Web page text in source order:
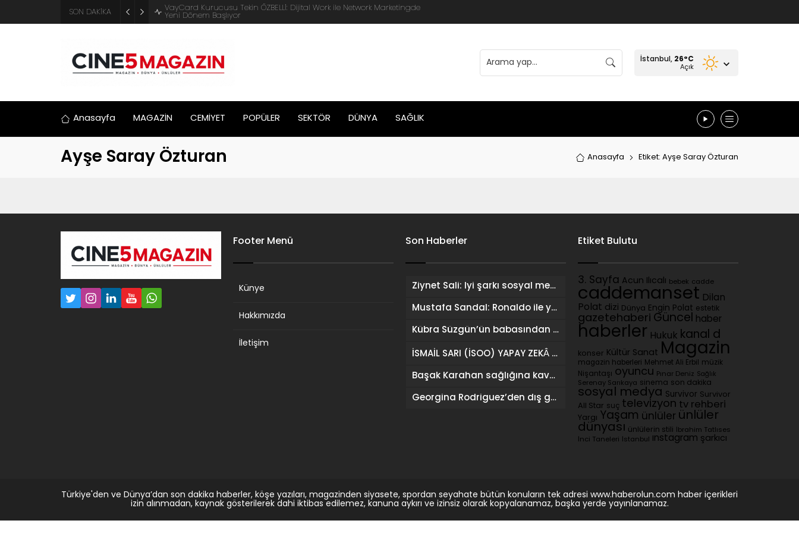
SON DAKİKA
VayCard Kurucusu Tekin ÖZBELLİ: Dijital Work ile Network Marketingde
Yeni Dönem Başlıyor
İstanbul, 26°C
Açık
Anasayfa MAGAZİN CEMİYET POPÜLER SEKTÖR DÜNYA SAĞLIK
Ayşe Saray Özturan Anasayfa Etiket: Ayşe Saray Özturan
Footer Menü
Künye
Hakkımızda
İletişim
Son Haberler
Ziynet Sali: İyi şarkı sosyal medyayla da yolunu buluyor
Mustafa Sandal: Ronaldo ile yarışırım
Kübra Süzgün’ün babasından dikkat çeken iddialar: “3 milyon dolar kazanıldı”
İSMAİL SARI (İSOO) YAPAY ZEKÂ DESTEKLİ MÜZİK ÇALIŞMALARIYLA DİJİTAL SAHNEDE
Başak Karahan sağlığına kavuştu, doğum gününü ailesiyle kutladı
Georgina Rodriguez’den dış görünüş eleştirilerine yanıt
Etiket Bulutu
3. Sayfa Acun Ilıcalı bebek cadde
caddemanset Dilan
Polat dizi Dünya Engin Polat estetik
gazetehaberi Güncel haber
haberler Hukuk kanal d
konser Kültür Sanat Magazin
magazin haberleri Mehmet Ali Erbil
müzik
Nişantaşı oyuncu Pınar Deniz Sağlık
Serenay Sarıkaya sinema son dakika
sosyal medya Survivor Survivor
All Star suç televizyon tv rehberi
Yargı Yaşam ünlüler ünlüler
dünyası ünlülerin stili İbrahim Tatlıses
İnci Taneleri İstanbul ınstagram şarkıcı
Türkiye'den ve Dünya’dan son dakika haberler, köşe yazıları, magazinden siyasete, spordan seyahate bütün konuların tek adresi www.haberolun.com haber içerikleri
izin alınmadan, kaynak gösterilerek dahi iktibas edilemez, kanuna aykırı ve izinsiz olarak kopyalanamaz, başka yerde yayınlanamaz.